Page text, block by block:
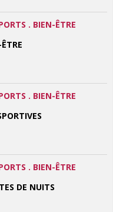
. BIEN-ÊTRE
. BIEN-ÊTRE
. BIEN-ÊTRE
DE NUITS